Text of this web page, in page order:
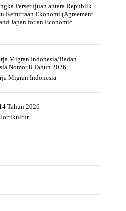
Persetujuan antara Republik
Kemitraan Ekonomi (Agreement
Japan for an Economic
Migran Indonesia/Badan
Nomor 8 Tahun 2026
Migran Indonesia
Tahun 2026